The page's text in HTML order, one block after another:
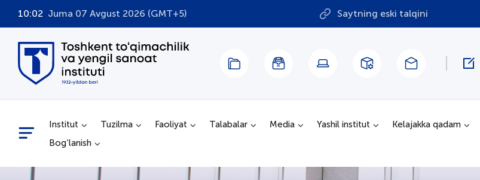
10:02 Juma 07 Avgust 2026 (GMT+5) Saytning eski talqini
Institut Tuzilma Faoliyat Talabalar Media Yashil institut Kelajakka qadam
Bog‘lanish